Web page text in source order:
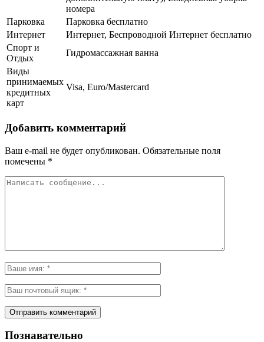
номера
Парковка
Парковка бесплатно
Интернет
Интернет, Беспроводной Интернет бесплатно
Спорт и
Отдых
Гидромассажная ванна
Виды
принимаемых
кредитных
карт
Visa, Euro/Mastercard
Добавить комментарий
Ваш e-mail не будет опубликован. Обязательные поля
помечены *
Познавательно